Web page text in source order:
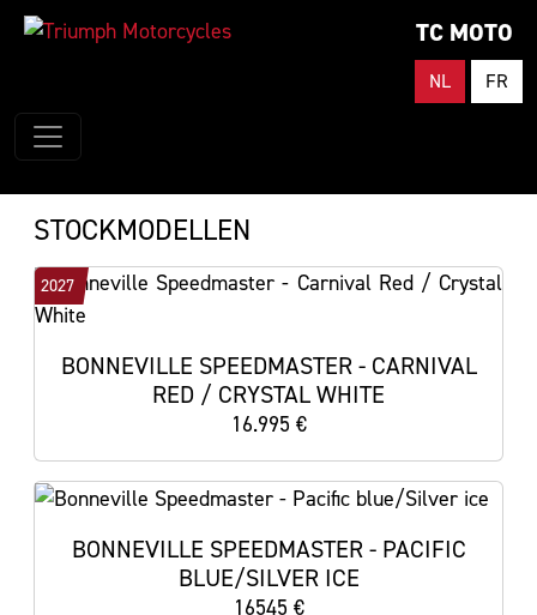
TC MOTO
NL FR
STOCKMODELLEN
2027
BONNEVILLE SPEEDMASTER - CARNIVAL
RED / CRYSTAL WHITE
16.995 €
BONNEVILLE SPEEDMASTER - PACIFIC
BLUE/SILVER ICE
16545 €